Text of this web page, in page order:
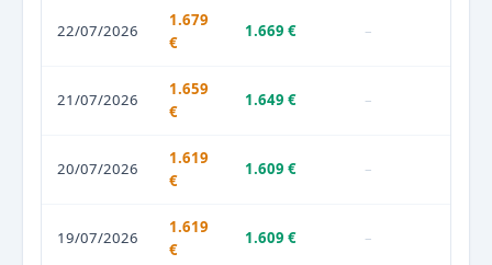
22/07/2026
1.679
€
1.669 € –
21/07/2026
1.659
€
1.649 € –
20/07/2026
1.619
€
1.609 € –
19/07/2026
1.619
€
1.609 € –